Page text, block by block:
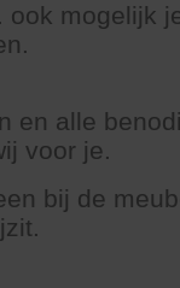
ook mogelijk
en alle
voor je.
bij de